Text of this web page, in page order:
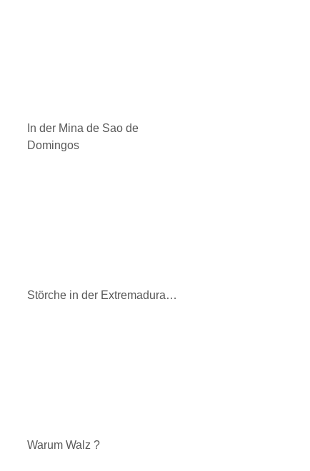
In der Mina de Sao de
Domingos
Störche in der Extremadura…
Warum Walz ?